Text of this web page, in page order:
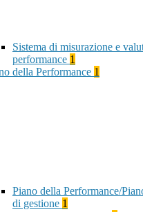
Sistema di misurazione e
performance 1
della Performance 1
Piano della Performance/
di gestione 1